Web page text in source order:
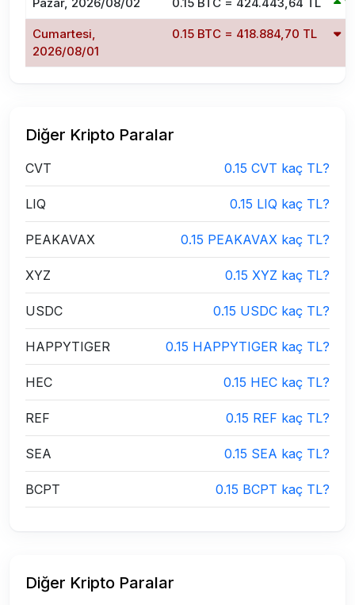
Cumartesi,
2026/08/01
0.15 BTC = 418.884,70 TL
Diğer Kripto Paralar
CVT 0.15 CVT kaç TL?
LIQ 0.15 LIQ kaç TL?
PEAKAVAX 0.15 PEAKAVAX kaç TL?
XYZ 0.15 XYZ kaç TL?
USDC 0.15 USDC kaç TL?
HAPPYTIGER 0.15 HAPPYTIGER kaç TL?
HEC 0.15 HEC kaç TL?
REF 0.15 REF kaç TL?
SEA 0.15 SEA kaç TL?
BCPT 0.15 BCPT kaç TL?
Diğer Kripto Paralar